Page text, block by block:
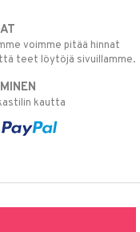
voimme pitää hinnat
teet löytöjä sivuillamme.
kautta